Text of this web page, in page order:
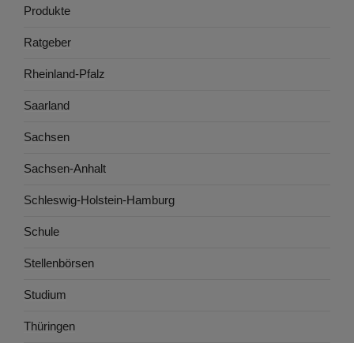
Produkte
Ratgeber
Rheinland-Pfalz
Saarland
Sachsen
Sachsen-Anhalt
Schleswig-Holstein-Hamburg
Schule
Stellenbörsen
Studium
Thüringen